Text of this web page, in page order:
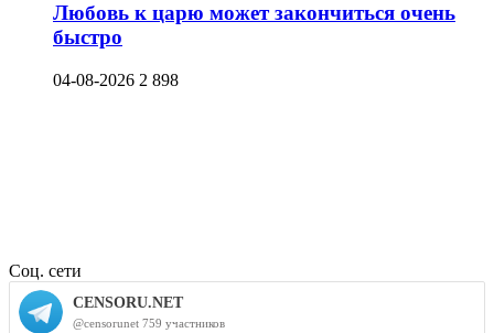
Любовь к царю может закончиться очень
быстро
04-08-2026 2 898
Соц. сети